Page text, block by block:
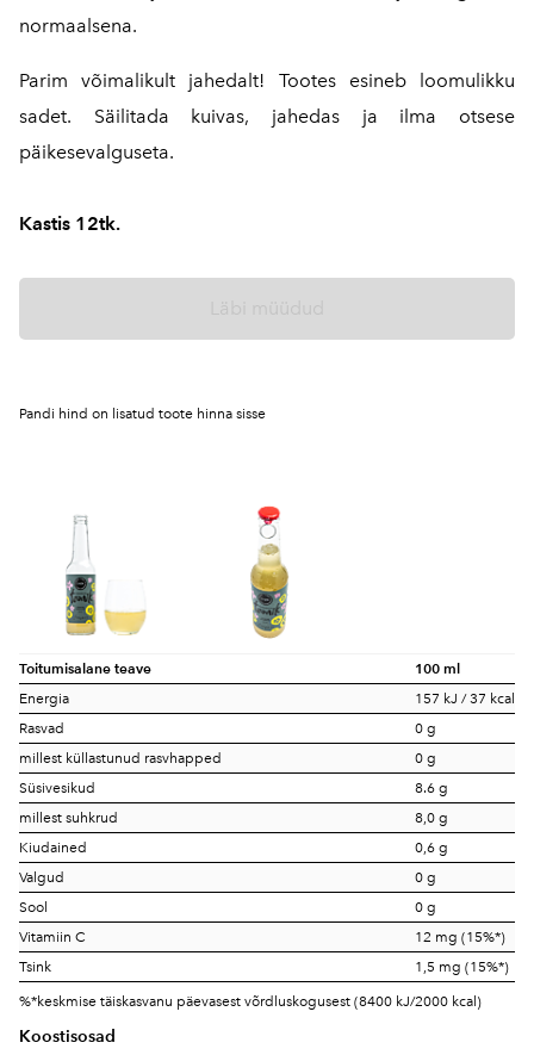
Toitumisalane teave 100 ml
Energia
157 kJ / 37 kcal
Rasvad
0 g
millest küllastunud rasvhapped
0 g
Süsivesikud
8.6 g
millest suhkrud
8,0 g
Kiudained
0,6 g
Valgud
0 g
Sool
0 g
Vitamiin C
12 mg (15%*)
Tsink
1,5 mg (15%*)
%*keskmise täiskasvanu päevasest võrdluskogusest (8400 kJ/2000 kcal)
Koostisosad
normaalsena.
Parim võimalikult jahedalt! Tootes esineb loomulikku
sadet. Säilitada kuivas, jahedas ja ilma otsese
päikesevalguseta.
Kastis 12tk.
Pandi hind on lisatud toote hinna sisse